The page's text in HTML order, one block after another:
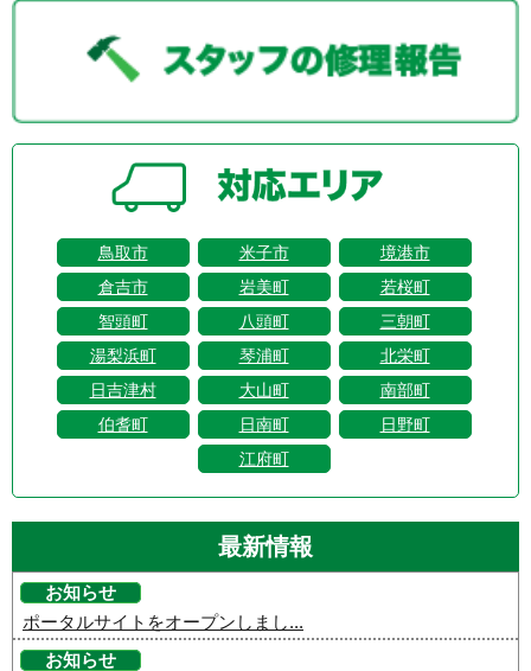
鳥取市 米子市
境港市
倉吉市
岩美町
若桜町
智頭町
八頭町
三朝町
湯梨浜町
琴浦町
北栄町
日吉津村
大山町
南部町
伯耆町
日南町
日野町
江府町
最新情報
お知らせ
ポータルサイトをオープンしまし...
お知らせ